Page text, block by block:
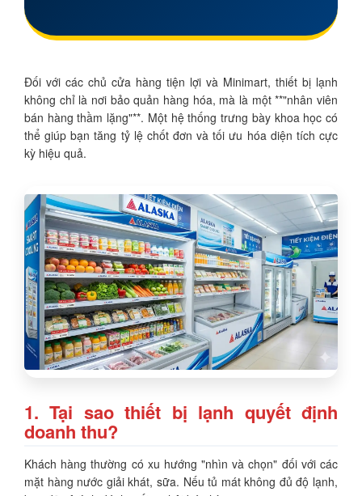
Đối với các chủ cửa hàng tiện lợi và Minimart, thiết bị lạnh
không chỉ là nơi bảo quản hàng hóa, mà là một **"nhân viên
bán hàng thầm lặng"**. Một hệ thống trưng bày khoa học có
thể giúp bạn tăng tỷ lệ chốt đơn và tối ưu hóa diện tích cực
kỳ hiệu quả.
1. Tại sao thiết bị lạnh quyết định
doanh thu?
Khách hàng thường có xu hướng "nhìn và chọn" đối với các
mặt hàng nước giải khát, sữa. Nếu tủ mát không đủ độ lạnh,